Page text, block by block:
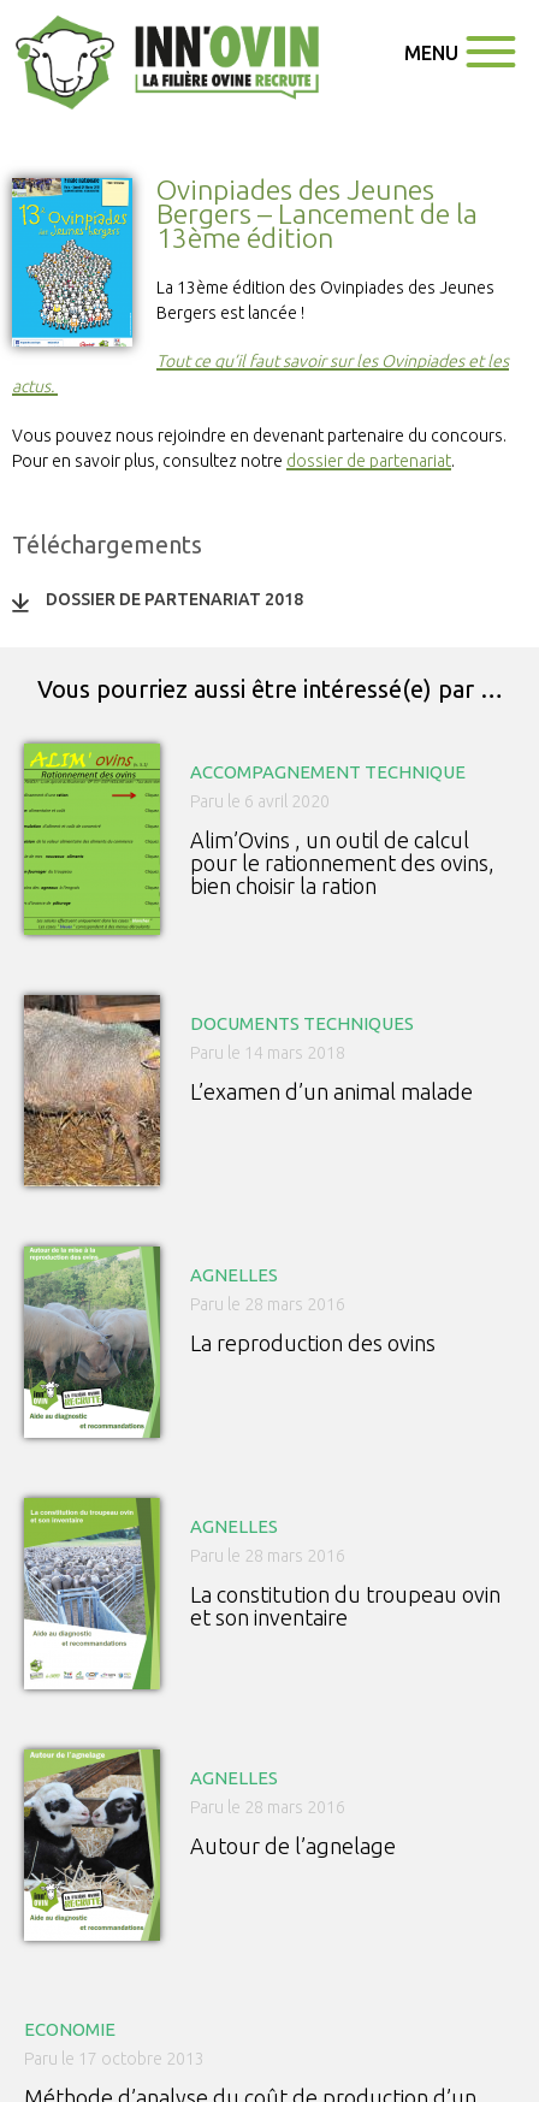
MENU
Ovinpiades des Jeunes
Bergers – Lancement de la
13ème édition
La 13ème édition des Ovinpiades des Jeunes
Bergers est lancée !
Tout ce qu’il faut savoir sur les Ovinpiades et les
actus.
Vous pouvez nous rejoindre en devenant partenaire du concours.
Pour en savoir plus, consultez notre dossier de partenariat.
Téléchargements
DOSSIER DE PARTENARIAT 2018
Vous pourriez aussi être intéressé(e) par …
ACCOMPAGNEMENT TECHNIQUE
Paru le 6 avril 2020
Alim’Ovins , un outil de calcul
pour le rationnement des ovins,
bien choisir la ration
DOCUMENTS TECHNIQUES
Paru le 14 mars 2018
L’examen d’un animal malade
AGNELLES
Paru le 28 mars 2016
La reproduction des ovins
AGNELLES
Paru le 28 mars 2016
La constitution du troupeau ovin
et son inventaire
AGNELLES
Paru le 28 mars 2016
Autour de l’agnelage
ECONOMIE
Paru le 17 octobre 2013